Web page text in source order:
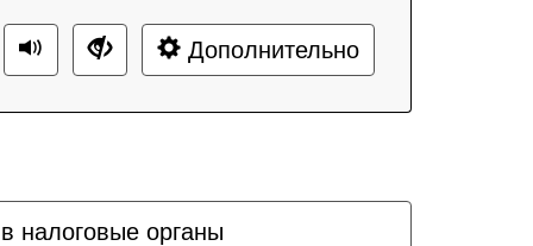
Дополнительно
налоговые органы